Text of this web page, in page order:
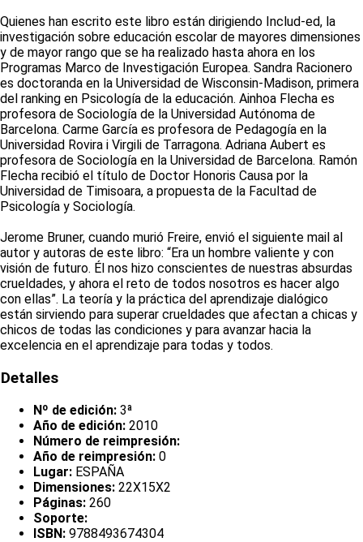
Quienes han escrito este libro están dirigiendo Includ-ed, la
investigación sobre educación escolar de mayores dimensiones
y de mayor rango que se ha realizado hasta ahora en los
Programas Marco de Investigación Europea. Sandra Racionero
es doctoranda en la Universidad de Wisconsin-Madison, primera
del ranking en Psicología de la educación. Ainhoa Flecha es
profesora de Sociología de la Universidad Autónoma de
Barcelona. Carme García es profesora de Pedagogía en la
Universidad Rovira i Virgili de Tarragona. Adriana Aubert es
profesora de Sociología en la Universidad de Barcelona. Ramón
Flecha recibió el título de Doctor Honoris Causa por la
Universidad de Timisoara, a propuesta de la Facultad de
Psicología y Sociología.
Jerome Bruner, cuando murió Freire, envió el siguiente mail al
autor y autoras de este libro: “Era un hombre valiente y con
visión de futuro. Él nos hizo conscientes de nuestras absurdas
crueldades, y ahora el reto de todos nosotros es hacer algo
con ellas”. La teoría y la práctica del aprendizaje dialógico
están sirviendo para superar crueldades que afectan a chicas y
chicos de todas las condiciones y para avanzar hacia la
excelencia en el aprendizaje para todas y todos.
Detalles
Nº de edición: 3ª
Año de edición: 2010
Número de reimpresión:
Año de reimpresión: 0
Lugar: ESPAÑA
Dimensiones: 22X15X2
Páginas: 260
Soporte:
ISBN: 9788493674304